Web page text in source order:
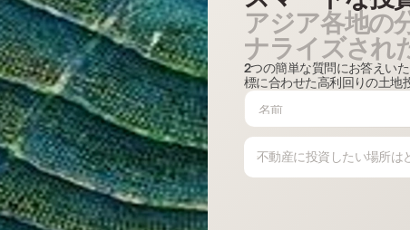
アジア各地の
ナライズされ
2つの簡単な質問にお答えい
標に合わせた高利回りの土地
不動産に投資したい場所は